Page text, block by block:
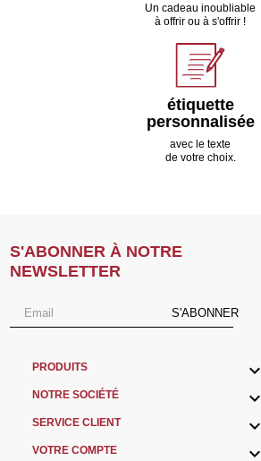
Un cadeau inoubliable
à offrir ou à s'offrir !
étiquette
personnalisée
avec le texte
de votre choix.
S'ABONNER À NOTRE
NEWSLETTER
S'ABONNER
PRODUITS 
NOTRE SOCIÉTÉ 
SERVICE CLIENT 
VOTRE COMPTE 